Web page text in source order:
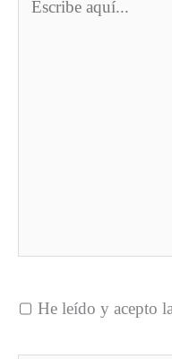
He leído y acepto